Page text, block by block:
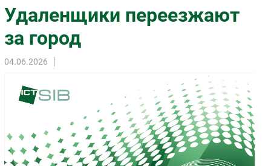
Импорто­замещение
Автоматизация Промышленности
Интернет
Фиксированная связь
Интеграция
Рынок ПК
Маркетинг
Торговые сети
Удаленщики переезжают
за город
04.06.2026